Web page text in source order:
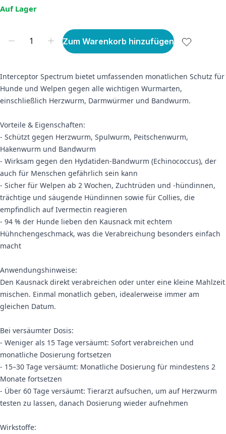
Auf Lager
Zum Warenkorb hinzufügen
Interceptor Spectrum bietet umfassenden monatlichen Schutz für
Hunde und Welpen gegen alle wichtigen Wurmarten,
einschließlich Herzwurm, Darmwürmer und Bandwurm.
Vorteile & Eigenschaften:
- Schützt gegen Herzwurm, Spulwurm, Peitschenwurm,
Hakenwurm und Bandwurm
- Wirksam gegen den Hydatiden-Bandwurm (Echinococcus), der
auch für Menschen gefährlich sein kann
- Sicher für Welpen ab 2 Wochen, Zuchtrüden und -hündinnen,
trächtige und säugende Hündinnen sowie für Collies, die
empfindlich auf Ivermectin reagieren
- 94 % der Hunde lieben den Kausnack mit echtem
Hühnchengeschmack, was die Verabreichung besonders einfach
macht
Anwendungshinweise:
Den Kausnack direkt verabreichen oder unter eine kleine Mahlzeit
mischen. Einmal monatlich geben, idealerweise immer am
gleichen Datum.
Bei versäumter Dosis:
- Weniger als 15 Tage versäumt: Sofort verabreichen und
monatliche Dosierung fortsetzen
- 15–30 Tage versäumt: Monatliche Dosierung für mindestens 2
Monate fortsetzen
- Über 60 Tage versäumt: Tierarzt aufsuchen, um auf Herzwurm
testen zu lassen, danach Dosierung wieder aufnehmen
Wirkstoffe: